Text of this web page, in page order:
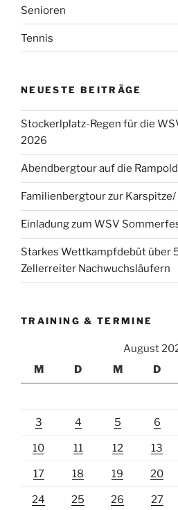
Senioren
Tennis
NEUESTE BEITRÄGE
Stockerlplatz-Regen für die
2026
Abendbergtour auf die
Familienbergtour zur
Einladung zum WSV
Starkes Wettkampfdebüt über
Zellerreiter Nachwuchsläufern
TRAINING & TERMINE
August
M
D M D
3 4 5 6
10 11 12 13
17 18 19 20
24 25 26 27